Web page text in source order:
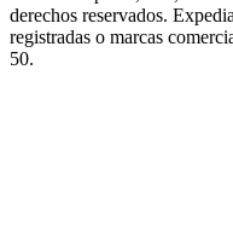
derechos reservados.
registradas o marcas
50.